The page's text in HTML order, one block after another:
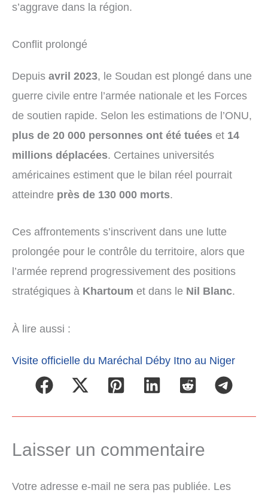
s’aggrave dans la région.
Conflit prolongé
Depuis avril 2023, le Soudan est plongé dans une
guerre civile entre l’armée nationale et les Forces
de soutien rapide. Selon les estimations de l’ONU,
plus de 20 000 personnes ont été tuées et 14
millions déplacées. Certaines universités
américaines estiment que le bilan réel pourrait
atteindre près de 130 000 morts.
Ces affrontements s’inscrivent dans une lutte
prolongée pour le contrôle du territoire, alors que
l’armée reprend progressivement des positions
stratégiques à Khartoum et dans le Nil Blanc.
À lire aussi :
Visite officielle du Maréchal Déby Itno au Niger
Laisser un commentaire
Votre adresse e-mail ne sera pas publiée. Les